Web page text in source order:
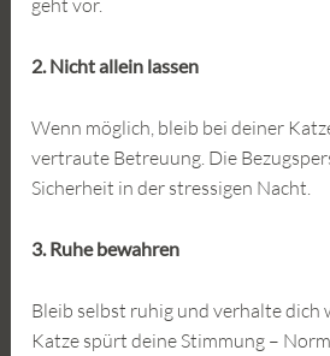
2. Nicht allein lassen
Wenn möglich, bleib bei deiner
vertraute Betreuung. Die
Sicherheit in der stressigen Nacht.
3. Ruhe bewahren
Bleib selbst ruhig und verhalte dich
Katze spürt deine Stimmung –